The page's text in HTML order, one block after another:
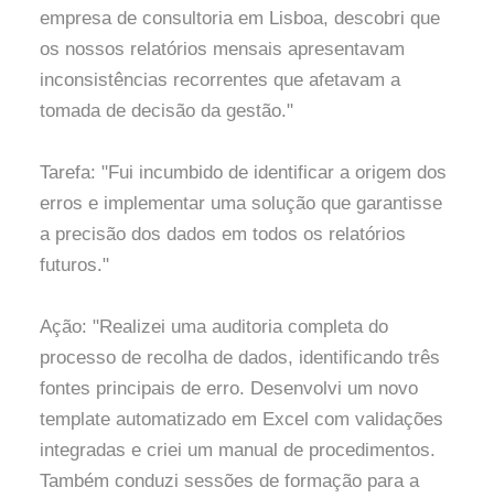
empresa de consultoria em Lisboa, descobri que
os nossos relatórios mensais apresentavam
inconsistências recorrentes que afetavam a
tomada de decisão da gestão."
Tarefa: "Fui incumbido de identificar a origem dos
erros e implementar uma solução que garantisse
a precisão dos dados em todos os relatórios
futuros."
Ação: "Realizei uma auditoria completa do
processo de recolha de dados, identificando três
fontes principais de erro. Desenvolvi um novo
template automatizado em Excel com validações
integradas e criei um manual de procedimentos.
Também conduzi sessões de formação para a